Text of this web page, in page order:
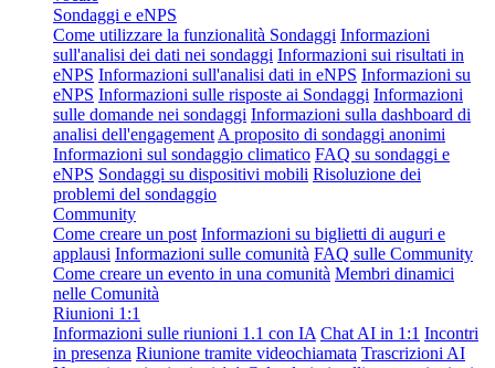
Sondaggi e eNPS
Come utilizzare la funzionalità Sondaggi Informazioni
sull'analisi dei dati nei sondaggi Informazioni sui risultati in
eNPS Informazioni sull'analisi dati in eNPS Informazioni su
eNPS Informazioni sulle risposte ai Sondaggi Informazioni
sulle domande nei sondaggi Informazioni sulla dashboard di
analisi dell'engagement A proposito di sondaggi anonimi
Informazioni sul sondaggio climatico FAQ su sondaggi e
eNPS Sondaggi su dispositivi mobili Risoluzione dei
problemi del sondaggio
Community
Come creare un post Informazioni su biglietti di auguri e
applausi Informazioni sulle comunità FAQ sulle Community
Come creare un evento in una comunità Membri dinamici
nelle Comunità
Riunioni 1:1
Informazioni sulle riunioni 1.1 con IA Chat AI in 1:1 Incontri
in presenza Riunione tramite videochiamata Trascrizioni AI